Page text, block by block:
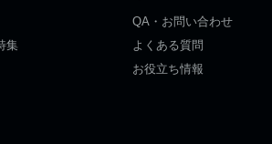
集
QA・お問い合わせ
よくある質問
お役立ち情報